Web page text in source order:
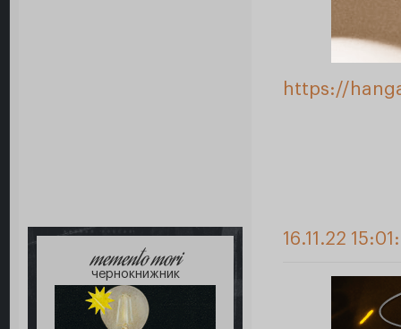
https://
memento mori
чернокнижник
16.11.22